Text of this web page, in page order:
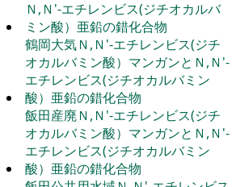
Ｎ,Ｎ'-エチレンビス(ジチオカルバ
ミン酸）亜鉛の錯化合物
鶴岡大気Ｎ,Ｎ'-エチレンビス(ジチ
オカルバミン酸）マンガンとＮ,Ｎ'-
エチレンビス(ジチオカルバミン
酸）亜鉛の錯化合物
飯田産廃Ｎ,Ｎ'-エチレンビス(ジチ
オカルバミン酸）マンガンとＮ,Ｎ'-
エチレンビス(ジチオカルバミン
酸）亜鉛の錯化合物